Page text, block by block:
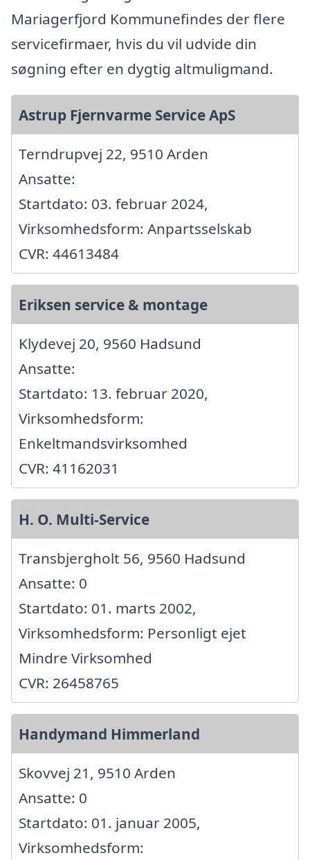
Mariagerfjord Kommunefindes der flere
servicefirmaer, hvis du vil udvide din
søgning efter en dygtig altmuligmand.
Astrup Fjernvarme Service ApS
Terndrupvej 22, 9510 Arden
Ansatte:
Startdato: 03. februar 2024,
Virksomhedsform: Anpartsselskab
CVR: 44613484
Eriksen service & montage
Klydevej 20, 9560 Hadsund
Ansatte:
Startdato: 13. februar 2020,
Virksomhedsform:
Enkeltmandsvirksomhed
CVR: 41162031
H. O. Multi-Service
Transbjergholt 56, 9560 Hadsund
Ansatte: 0
Startdato: 01. marts 2002,
Virksomhedsform: Personligt ejet
Mindre Virksomhed
CVR: 26458765
Handymand Himmerland
Skovvej 21, 9510 Arden
Ansatte: 0
Startdato: 01. januar 2005,
Virksomhedsform: